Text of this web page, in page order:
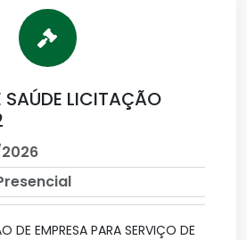
SAÚDE LICITAÇÃO
DE EMPRESA PARA SERVIÇO DE